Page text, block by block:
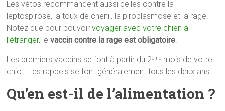
Les vétos recommandent aussi celles contre la
leptospirose, la toux de chenil, la piroplasmose et la rage.
Notez que pour pouvoirvoyager avec votre chien à
l’étranger, levaccin contre la rage est obligatoire.
Les premiers vaccins se font à partir du 2ème mois de votre
chiot. Les rappels se font généralement tous les deux ans.
Qu’en est-il de l’alimentation ?